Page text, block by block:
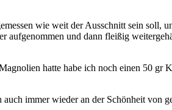
wie weit der Ausschnitt sein soll,
aufgenommen und dann fleißig
hatte habe ich noch einen 50 gr
immer wieder an der Schönheit von